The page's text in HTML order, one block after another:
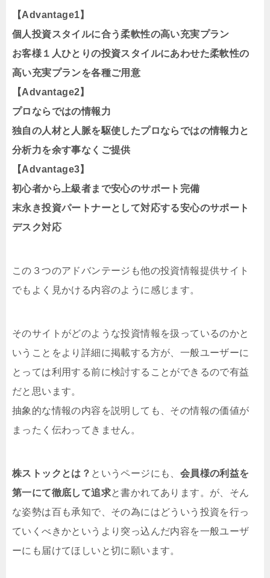
【Advantage1】
個人投資スタイルに合う柔軟性の高い充実プラン
お客様１人ひとりの投資スタイルにあわせた柔軟性の
高い充実プランを各種ご用意
【Advantage2】
プロならではの情報力
独自の人材と人脈を駆使したプロならではの情報力と
分析力を余す事なくご提供
【Advantage3】
初心者から上級者まで安心のサポート完備
末永き投資パートナーとして対応する安心のサポート
デスク対応
この３つのアドバンテージも他の投資情報提供サイト
でもよく見かける内容のように感じます。
そのサイトがどのような投資情報を扱っているのかと
いうことをより詳細に掲載する方が、一般ユーザーに
とっては利用する前に検討することができるので有益
だと思います。
抽象的な情報の内容を説明しても、その情報の価値が
まったく伝わってきません。
株ストックとは？ というページにも、 会員様の利益を
第一にて徹底して追求と書かれてあります。が、そん
な姿勢は百も承知で、その為にはどういう投資を行っ
ていくべきかというより突っ込んだ内容を一般ユーザ
ーにも届けてほしいと切に願います。